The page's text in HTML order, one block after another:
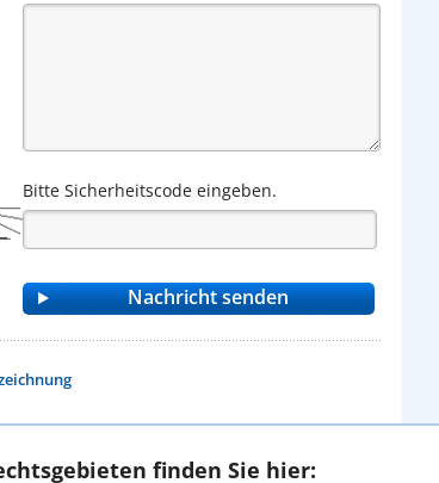
Bitte Sicherheitscode eingeben.
finden Sie hier: